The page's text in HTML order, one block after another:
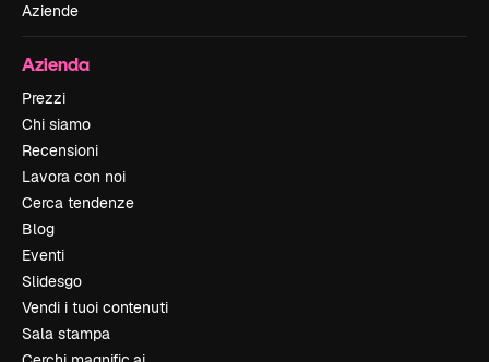
Aziende
Azienda
Prezzi
Chi siamo
Recensioni
Lavora con noi
Cerca tendenze
Blog
Eventi
Slidesgo
Vendi i tuoi contenuti
Sala stampa